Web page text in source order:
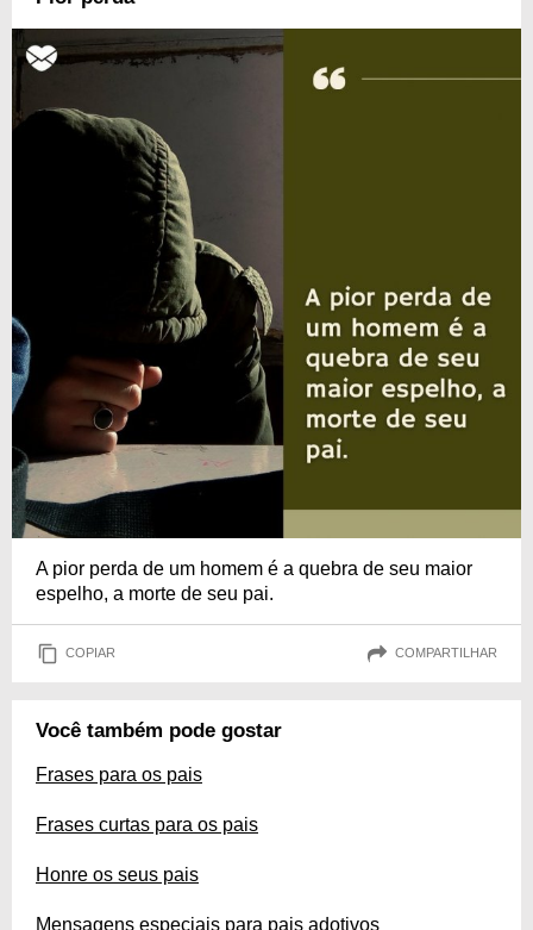
A pior perda de um homem é a quebra de seu maior
espelho, a morte de seu pai.
COPIAR COMPARTILHAR
Você também pode gostar
Frases para os pais
Frases curtas para os pais
Honre os seus pais
Mensagens especiais para pais adotivos